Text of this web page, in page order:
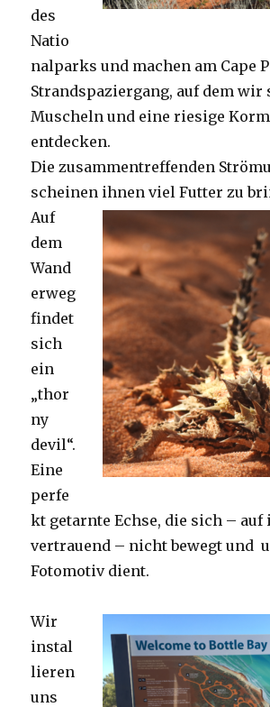
des
Natio
nalparks und machen am Cape
Strandspaziergang, auf dem wir
Muscheln und eine riesige
entdecken.
Die zusammentreffenden
scheinen ihnen viel Futter zu
Auf
dem
Wand
erweg
findet
sich
ein
„thor
ny
devil“.
Eine
perfe
kt getarnte Echse, die sich –
vertrauend – nicht bewegt und
Fotomotiv dient.
Wir
instal
lieren
uns